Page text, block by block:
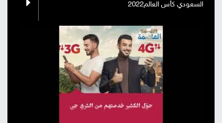
السعودي كأس العالم2022